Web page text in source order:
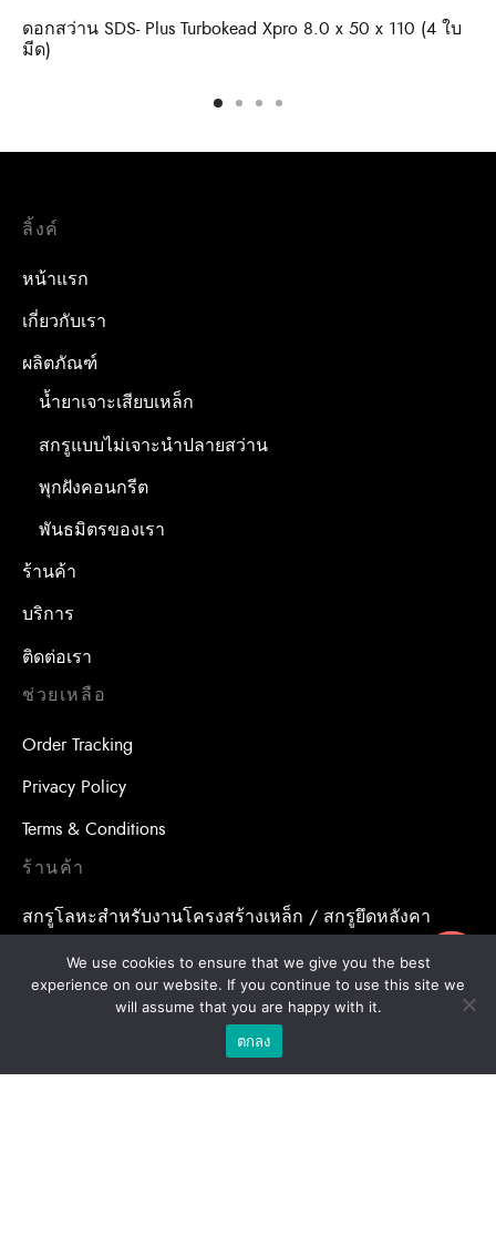
ดอกสว่าน SDS- Plus Turbokead Xpro 8.0 x 50 x 110 (4 ใบ
มีด)
ลิ้งค์
หน้าแรก
เกี่ยวกับเรา
ผลิตภัณฑ์
น้ำยาเจาะเสียบเหล็ก
สกรูแบบไม่เจาะนำปลายสว่าน
พุกฝังคอนกรีต
พันธมิตรของเรา
ร้านค้า
บริการ
ติดต่อเรา
ช่วยเหลือ
Order Tracking
Privacy Policy
Terms & Conditions
ร้านค้า
สกรูโลหะสำหรับงานโครงสร้างเหล็ก / สกรูยึดหลังคา
อุปกรณ์เสริมสำหรับหลังคา
น้ำยาเคมีสำหรับงานเจาะเสียบเหล็ก / พุกเคมี
น้ำยาเคมีสำหรับงานเจาะเสียบเหล็ก / อุปกรณ์เสริมสำหรับ
จุดยึดสารเคมี
We use cookies to ensure that we give you the best
experience on our website. If you continue to use this site we
will assume that you are happy with it.
ตกลง
ขอใบเสนอราคา